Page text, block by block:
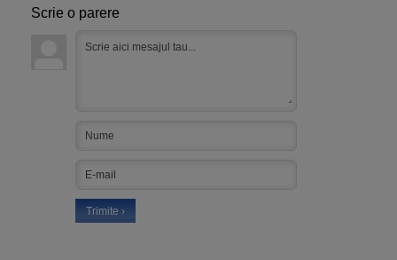
Scrie o parere